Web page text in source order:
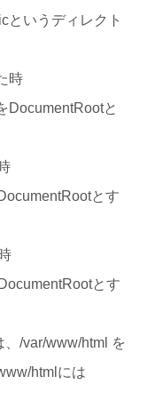
というディレクト
時
DocumentRootと
とす
とす
/var/www/html を
htmlには